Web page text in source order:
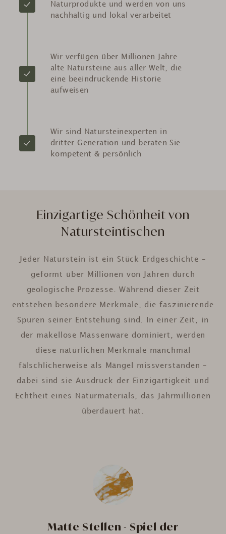
Naturprodukte und werden von uns
nachhaltig und lokal verarbeitet
Wir verfügen über Millionen Jahre
alte Natursteine aus aller Welt, die
eine beeindruckende Historie
aufweisen
Wir sind Natursteinexperten in
dritter Generation und beraten Sie
kompetent & persönlich
Einzigartige Schönheit von
Natursteintischen
Jeder Naturstein ist ein Stück Erdgeschichte –
geformt über Millionen von Jahren durch
geologische Prozesse. Während dieser Zeit
entstehen besondere Merkmale, die faszinierende
Spuren seiner Entstehung sind. In einer Zeit, in
der makellose Massenware dominiert, werden
diese natürlichen Merkmale manchmal
fälschlicherweise als Mängel missverstanden –
dabei sind sie Ausdruck der Einzigartigkeit und
Echtheit eines Naturmaterials, das Jahrmillionen
überdauert hat.
Matte Stellen - Spiel der